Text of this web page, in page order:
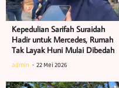
Kepedulian Sarifah Suraidah
Hadir untuk Mercedes, Rumah
Tak Layak Huni Mulai Dibedah
admin 22 Mei 2026